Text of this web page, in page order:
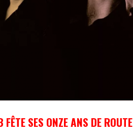
SES ONZE ANS DE ROUTE